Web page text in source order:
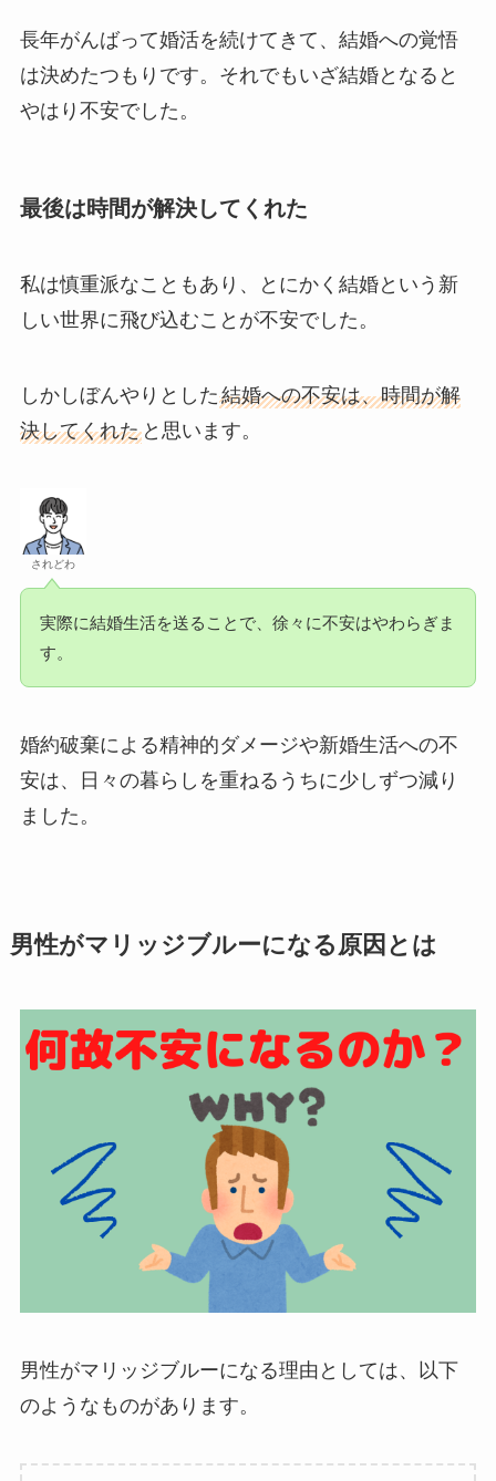
長年がんばって婚活を続けてきて、結婚への覚悟
は決めたつもりです。それでもいざ結婚となると
やはり不安でした。
最後は時間が解決してくれた
私は慎重派なこともあり、とにかく結婚という新
しい世界に飛び込むことが不安でした。
しかしぼんやりとした結婚への不安は、時間が解
決してくれたと思います。
されどわ
実際に結婚生活を送ることで、徐々に不安はやわらぎま
す。
婚約破棄による精神的ダメージや新婚生活への不
安は、日々の暮らしを重ねるうちに少しずつ減り
ました。
男性がマリッジブルーになる原因とは
男性がマリッジブルーになる理由としては、以下
のようなものがあります。